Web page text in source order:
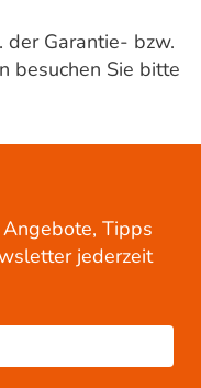
der Garantie- bzw.
besuchen Sie bitte
Tipps
jederzeit